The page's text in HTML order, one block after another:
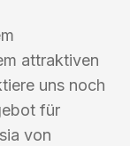
attraktiven
uns noch
für
von